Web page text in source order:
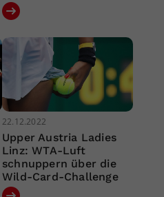
22.12.2022
Upper Austria Ladies
Linz: WTA-Luft
schnuppern über die
Wild-Card-Challenge